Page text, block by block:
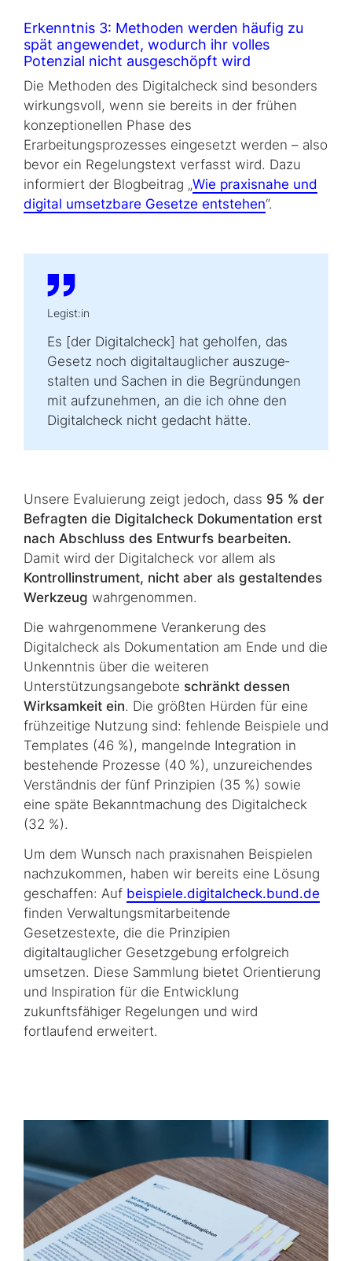
Erkenntnis 3: Methoden werden häufig zu
spät angewendet, wodurch ihr volles
Potenzial nicht ausgeschöpft wird
Die Methoden des Digitalcheck sind besonders
wirkungsvoll, wenn sie bereits in der frühen
konzeptionellen Phase des
Erarbeitungsprozesses eingesetzt werden – also
bevor ein Regelungstext verfasst wird. Dazu
informiert der Blogbeitrag „Wie praxisnahe und
digital umsetzbare Gesetze entstehen“.
Legist:in
Es [der Digitalcheck] hat geholfen, das
Gesetz noch digitaltauglicher aus­zu­ge­
stal­ten und Sachen in die Begründungen
mit aufzunehmen, an die ich ohne den
Digitalcheck nicht gedacht hätte.
Unsere Evaluierung zeigt jedoch, dass 95 % der
Befragten die Digitalcheck Do­ku­men­ta­tion erst
nach Abschluss des Entwurfs bearbeiten.
Damit wird der Digitalcheck vor allem als
Kontrollinstrument, nicht aber als gestaltendes
Werkzeug wahrgenommen.
Die wahrgenommene Verankerung des
Digitalcheck als Dokumentation am Ende und die
Unkenntnis über die weiteren
Unterstützungsangebote schränkt dessen
Wirksamkeit ein. Die größten Hürden für eine
frühzeitige Nutzung sind: fehlende Beispiele und
Templates (46 %), mangelnde Integration in
bestehende Prozesse (40 %), unzureichendes
Ver­ständ­nis der fünf Prinzipien (35 %) sowie
eine späte Bekanntmachung des Digitalcheck
(32 %).
Um dem Wunsch nach praxisnahen Beispielen
nachzukommen, haben wir bereits eine Lösung
geschaffen: Auf beispiele.digitalcheck.bund.de
finden Verwaltungsmitarbeitende
Gesetzestexte, die die Prinzipien
digitaltauglicher Gesetzgebung erfolgreich
umsetzen. Diese Sammlung bietet Orientierung
und Inspiration für die Entwicklung
zukunftsfähiger Regelungen und wird
fortlaufend erweitert.